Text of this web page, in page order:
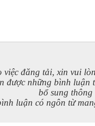
việc đăng tải, xin vui
được những bình luận
bổ sung
luận có ngôn từ